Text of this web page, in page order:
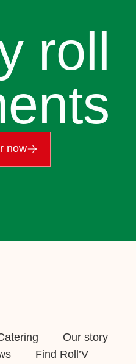
roll
now
Our story
Find Roll’V